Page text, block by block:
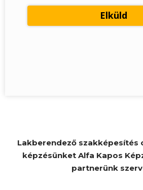
Lakberendező szakképesítés
képzésünket Alfa Kapos
partnerünk